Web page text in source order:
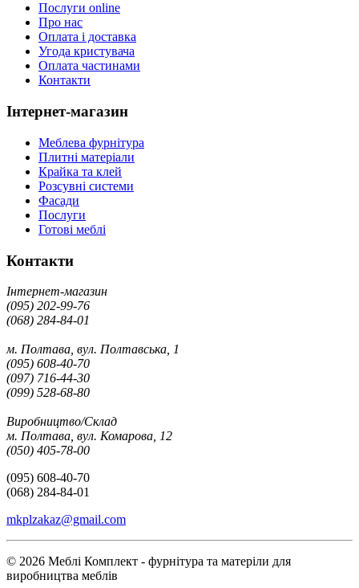
Послуги online
Про нас
Оплата і доставка
Угода кристувача
Оплата частинами
Контакти
Інтернет-магазин
Меблева фурнітура
Плитні матеріали
Крайка та клей
Розсувні системи
Фасади
Послуги
Готові меблі
Контакти
Інтернет-магазин
(095) 202-99-76
(068) 284-84-01
м. Полтава, вул. Полтавська, 1
(095) 608-40-70
(097) 716-44-30
(099) 528-68-80
Виробництво/Склад
м. Полтава, вул. Комарова, 12
(050) 405-78-00
(095) 608-40-70
(068) 284-84-01
mkplzakaz@gmail.com
© 2026 Меблі Комплект - фурнітура та матеріли для
виробництва меблів